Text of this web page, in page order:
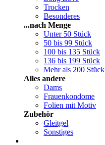
Trocken
Besonderes
...nach Menge
Unter 50 Stück
50 bis 99 Stück
100 bis 135 Stück
136 bis 199 Stück
Mehr als 200 Stück
Alles andere
Dams
Frauenkondome
Folien mit Motiv
Zubehör
Gleitgel
Sonstiges